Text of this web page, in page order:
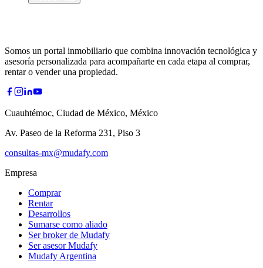
Somos un portal inmobiliario que combina innovación tecnológica y
asesoría personalizada para acompañarte en cada etapa al comprar,
rentar o vender una propiedad.
Cuauhtémoc, Ciudad de México, México
Av. Paseo de la Reforma 231, Piso 3
consultas-mx@mudafy.com
Empresa
Comprar
Rentar
Desarrollos
Sumarse como aliado
Ser broker de Mudafy
Ser asesor Mudafy
Mudafy Argentina